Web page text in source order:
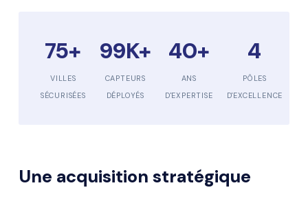
75+
VILLES
SÉCURISÉES
99K+
CAPTEURS
DÉPLOYÉS
40+
ANS
D'EXPERTISE
4
PÔLES
D'EXCELLENCE
Une acquisition stratégique